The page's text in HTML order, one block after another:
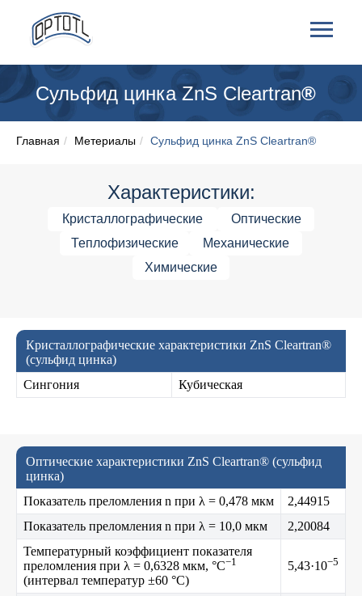
Сульфид цинка ZnS Cleartran®
Главная / Метериалы / Сульфид цинка ZnS Cleartran®
Характеристики:
Кристаллографические
Оптические
Теплофизические
Механические
Химические
Кристаллографические характеристики ZnS Cleartran®
(сульфид цинка)
Сингония
Кубическая
Оптические характеристики ZnS Cleartran® (сульфид
цинка)
Показатель преломления n при λ = 0,478 мкм
2,44915
Показатель преломления n при λ = 10,0 мкм
2,20084
Температурный коэффициент показателя
преломления при λ = 0,6328 мкм, °C−1
(интервал температур ±60 °C)
5,43·10−5